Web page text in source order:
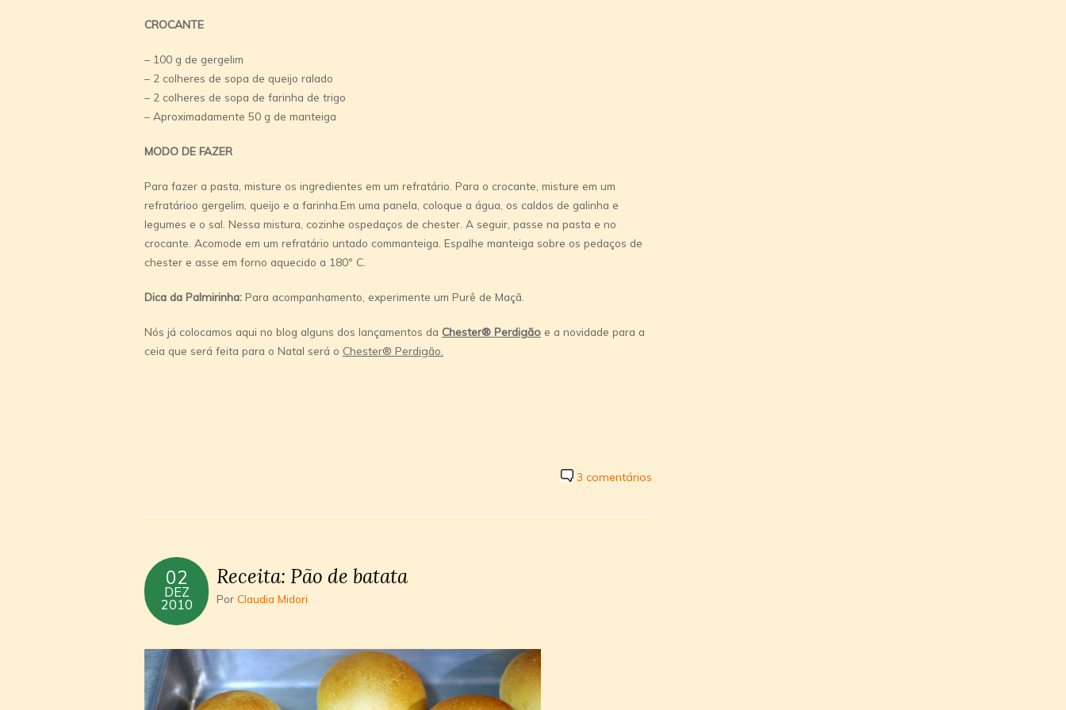
CROCANTE
– 100 g de gergelim
– 2 colheres de sopa de queijo ralado
– 2 colheres de sopa de farinha de trigo
– Aproximadamente 50 g de manteiga
MODO DE FAZER
Para fazer a pasta, misture os ingredientes em um refratário. Para o crocante, misture em um
refratárioo gergelim, queijo e a farinha.Em uma panela, coloque a água, os caldos de galinha e
legumes e o sal. Nessa mistura, cozinhe ospedaços de chester. A seguir, passe na pasta e no
crocante. Acomode em um refratário untado commanteiga. Espalhe manteiga sobre os pedaços de
chester e asse em forno aquecido a 180º C.
Dica da Palmirinha: Para acompanhamento, experimente um Purê de Maçã.
Nós já colocamos aqui no blog alguns dos lançamentos da Chester® Perdigão e a novidade para a
ceia que será feita para o Natal será o Chester® Perdigão.
3 comentários
02
DEZ
2010
Receita: Pão de batata
Por Claudia Midori